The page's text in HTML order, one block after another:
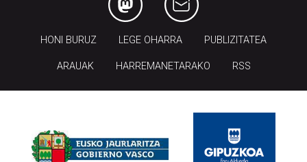
HONI BURUZ LEGE OHARRA PUBLIZITATEA
ARAUAK HARREMANETARAKO RSS